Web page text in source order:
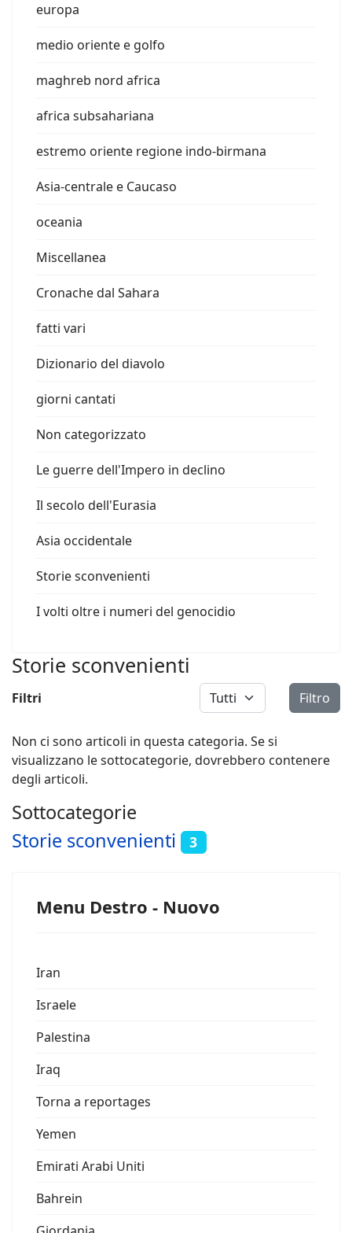
europa
medio oriente e golfo
maghreb nord africa
africa subsahariana
estremo oriente regione indo-birmana
Asia-centrale e Caucaso
oceania
Miscellanea
Cronache dal Sahara
fatti vari
Dizionario del diavolo
giorni cantati
Non categorizzato
Le guerre dell'Impero in declino
Il secolo dell'Eurasia
Asia occidentale
Storie sconvenienti
I volti oltre i numeri del genocidio
Storie sconvenienti
Filtri Visualizza # Filtro
Non ci sono articoli in questa categoria. Se si
visualizzano le sottocategorie, dovrebbero contenere
degli articoli.
Sottocategorie
Storie sconvenienti
3
Menu Destro - Nuovo
Iran
Israele
Palestina
Iraq
Torna a reportages
Yemen
Emirati Arabi Uniti
Bahrein